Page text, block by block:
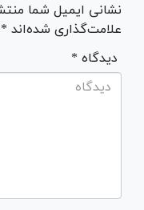
نشانی ایمیل شما
علامت‌گذاری شده‌اند *
* دیدگاه